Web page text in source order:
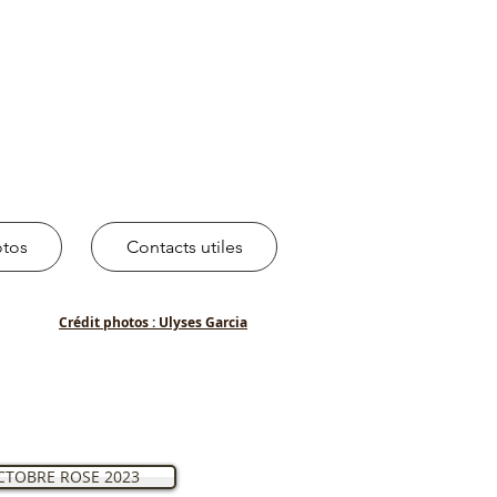
Contacts utiles
Crédit photos : Ulyses Garcia
ROSE 2023